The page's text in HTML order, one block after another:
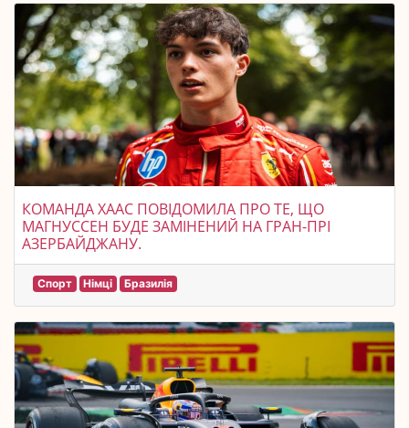
КОМАНДА ХААС ПОВІДОМИЛА ПРО ТЕ, ЩО
МАГНУССЕН БУДЕ ЗАМІНЕНИЙ НА ГРАН-ПРІ
АЗЕРБАЙДЖАНУ.
Спорт Німці Бразилія